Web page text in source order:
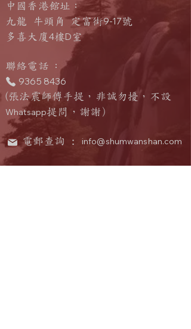
中國香港館址：
九龍 牛頭角 定富街9-17號
多喜大廈4樓D 室
​聯絡電話 ：
9365 8436
(張法震師傅手提，非誠勿擾，不設
Whatsapp提問 ， 謝謝）
電郵查詢 : info@shumwanshan.com